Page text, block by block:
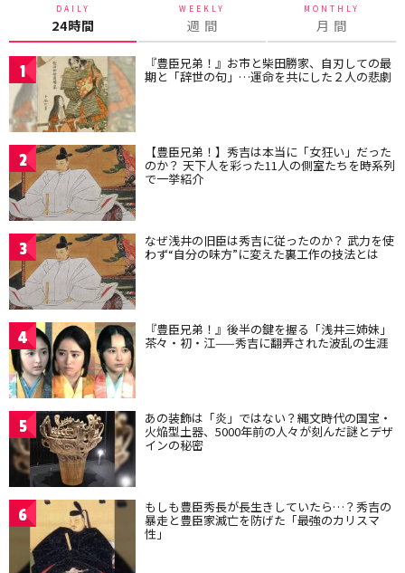
DAILY
24時間
WEEKLY
週 間
MONTHLY
月 間
1 『豊臣兄弟！』お市と柴田勝家、自刃しての最
期と「辞世の句」…運命を共にした２人の悲劇
2 【豊臣兄弟！】秀吉は本当に「女狂い」だった
のか？ 天下人を彩った11人の側室たちを時系列
で一挙紹介
3 なぜ浅井の旧臣は秀吉に従ったのか？ 武力を使
わず“自分の味方”に変えた裏工作の技法とは
4 『豊臣兄弟！』後半の鍵を握る「浅井三姉妹」
茶々・初・江——秀吉に翻弄された波乱の生涯
5 あの装飾は「炎」ではない？縄文時代の国宝・
火焔型土器、5000年前の人々が刻んだ謎とデザ
インの秘密
6 もしも豊臣秀長が長生きしていたら…？秀吉の
暴走と豊臣家滅亡を防げた「最強のカリスマ
性」